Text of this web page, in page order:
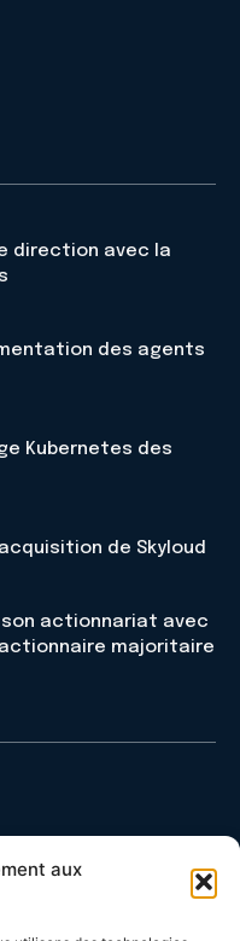
aux
direction avec la
des agents
Kubernetes des
de Skyloud
son actionnariat avec
majoritaire